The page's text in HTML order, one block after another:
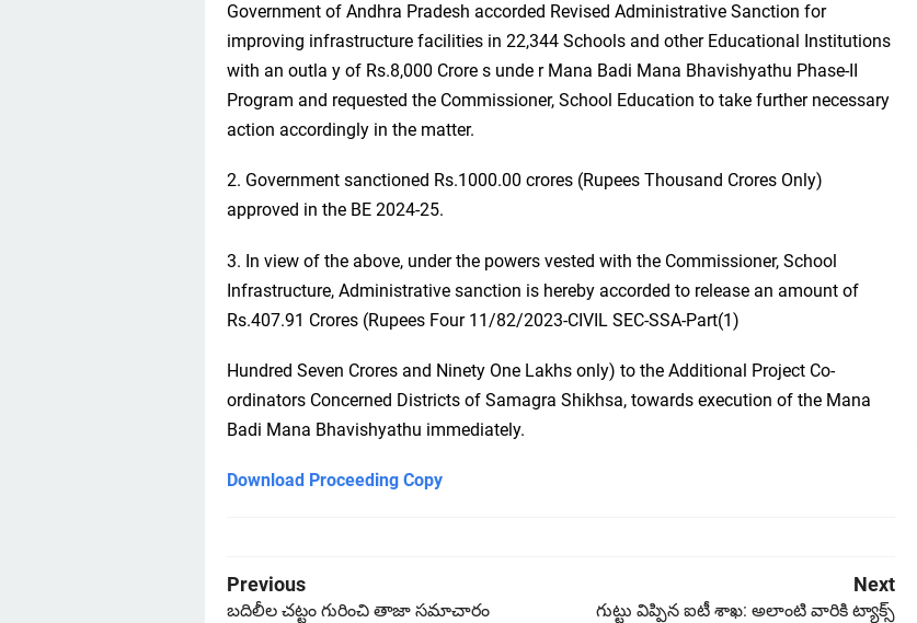
Government of Andhra Pradesh accorded Revised Administrative Sanction for
improving infrastructure facilities in 22,344 Schools and other Educational Institutions
with an outla y of Rs.8,000 Crore s unde r Mana Badi Mana Bhavishyathu Phase-II
Program and requested the Commissioner, School Education to take further necessary
action accordingly in the matter.
2. Government sanctioned Rs.1000.00 crores (Rupees Thousand Crores Only)
approved in the BE 2024-25.
3. In view of the above, under the powers vested with the Commissioner, School
Infrastructure, Administrative sanction is hereby accorded to release an amount of
Rs.407.91 Crores (Rupees Four 11/82/2023-CIVIL SEC-SSA-Part(1)
Hundred Seven Crores and Ninety One Lakhs only) to the Additional Project Co-
ordinators Concerned Districts of Samagra Shikhsa, towards execution of the Mana
Badi Mana Bhavishyathu immediately.
Download Proceeding Copy
Previous
బదిలీల చట్టం గురించి తాజా సమాచారం
Next
గుట్టు విప్పిన ఐటీ శాఖ: అలాంటి వారికి ట్యాక్స్